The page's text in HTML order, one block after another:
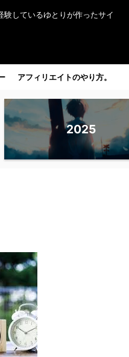
しているゆとりが作ったサイ
アフィリエイトのやり方。
2025